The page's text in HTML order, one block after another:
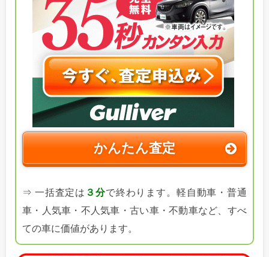
かんたん査定
⇒ 一括査定は ３分で終わります。軽自動車・普通
車・人気車・不人気車・古い車・不動車など、すべ
ての車に価値があります。